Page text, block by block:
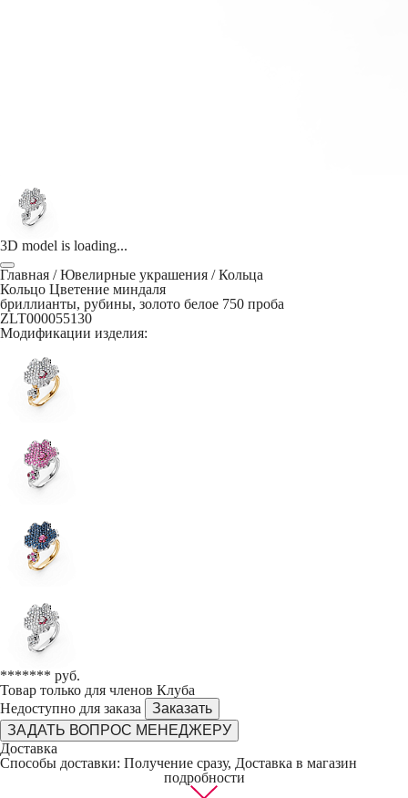
3D model is loading...
Главная /Ювелирные украшения /Кольца
Кольцо Цветение миндаля
бриллианты, рубины, золото белое 750 проба
ZLT000055130
Модификации изделия:
******* руб.
Товар только для членов Клуба
Недоступно для заказа
Заказать
ЗАДАТЬ ВОПРОС МЕНЕДЖЕРУ
Доставка
Способы доставки: Получение сразу, Доставка в магазин
подробности